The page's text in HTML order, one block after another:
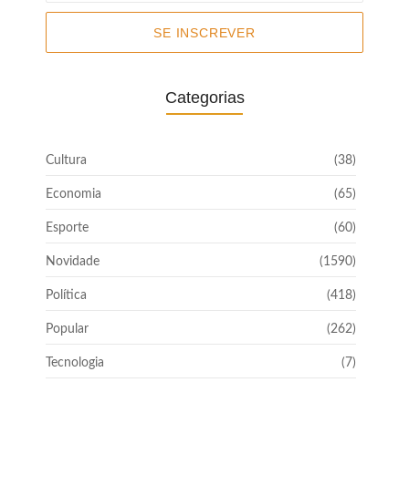
SE INSCREVER
Categorias
Cultura (38)
Economia (65)
Esporte (60)
Novidade (1590)
Política (418)
Popular (262)
Tecnologia (7)